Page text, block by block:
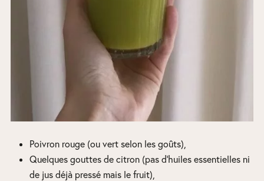
Poivron rouge (ou vert selon les goûts),
Quelques gouttes de citron (pas d’huiles essentielles ni
de jus déjà pressé mais le fruit),